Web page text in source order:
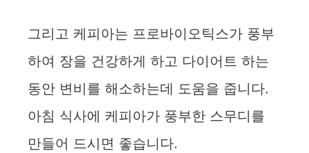
그리고 케피아는 프로바이오틱스가 풍부
하여 장을 건강하게 하고 다이어트 하는
동안 변비를 해소하는데 도움을 줍니다.
아침 식사에 케피아가 풍부한 스무디를
만들어 드시면 좋습니다.